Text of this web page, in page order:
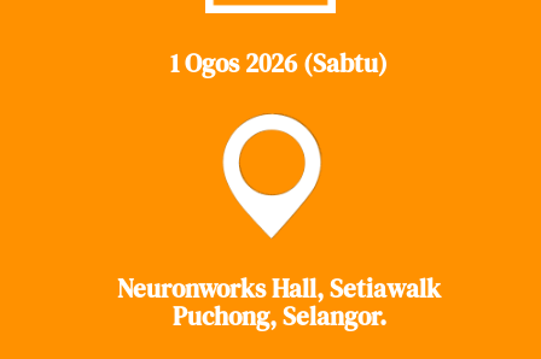
1 Ogos 2026 (Sabtu)
Neuronworks Hall, Setiawalk
Puchong, Selangor.